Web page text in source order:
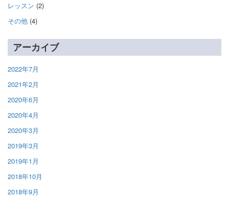
レッスン (2)
その他 (4)
アーカイブ
2022年7月
2021年2月
2020年6月
2020年4月
2020年3月
2019年3月
2019年1月
2018年10月
2018年9月